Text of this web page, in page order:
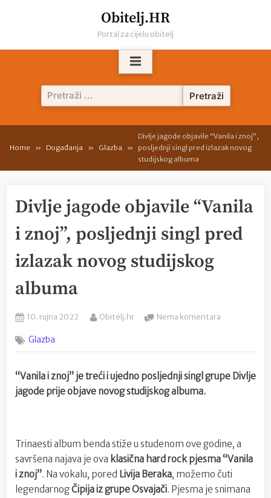
Obitelj.HR
Portal za cijelu obitelj
Pretraži:
Home Događanja Glazba
Divlje jagode objavile “Vanila i znoj”,
posljednji singl pred izlazak novog
studijskog albuma
Divlje jagode objavile “Vanila
i znoj”, posljednji singl pred
izlazak novog studijskog
albuma
Posted
10. rujna 2022 By
Obitelj.hr Nema komentara
objavile
i
izlazak
novog
studijskog
Glazba
“Vanila i znoj” je treći i ujedno posljednji singl grupe Divlje
jagode prije objave novog studijskog albuma.
Trinaesti album benda stiže u studenom ove godine, a
savršena najava je ova klasična hard rock pjesma “Vanila
i znoj”. Na vokalu, pored Livija Beraka, možemo čuti
legendarnogČipija iz grupe Osvajači. Pjesma je snimana